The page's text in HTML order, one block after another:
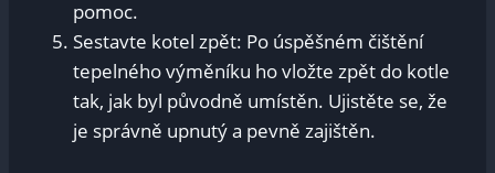
pomoc.
Sestavte kotel zpět: Po úspěšném čištění
tepelného výměníku ho vložte zpět do kotle
tak, jak byl původně umístěn. Ujistěte se, že
je správně upnutý a pevně zajištěn.